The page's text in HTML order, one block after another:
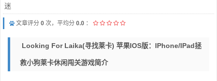
文章评分 0 次，平均分 0.0 ：
Looking For Laika(寻找莱卡) 苹果iOS版：iPhone/iPad拯
救小狗莱卡休闲闯关游戏简介